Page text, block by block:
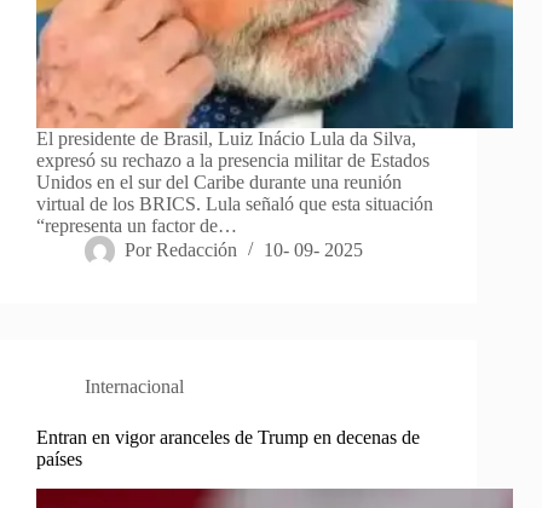
El presidente de Brasil, Luiz Inácio Lula da Silva,
expresó su rechazo a la presencia militar de Estados
Unidos en el sur del Caribe durante una reunión
virtual de los BRICS. Lula señaló que esta situación
“representa un factor de…
Por Redacción 10- 09- 2025
Internacional
Entran en vigor aranceles de Trump en decenas de
países